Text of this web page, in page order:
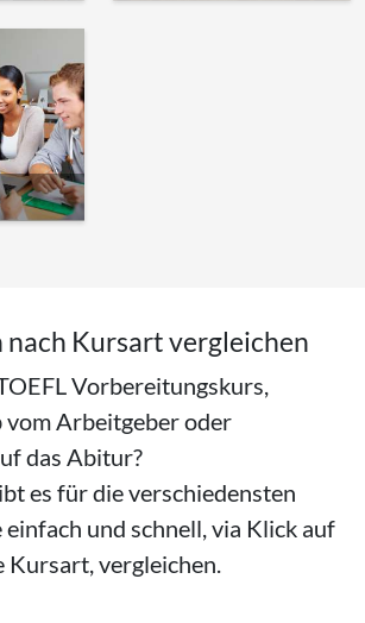
nach Kursart vergleichen
Vorbereitungskurs,
Arbeitgeber oder
das Abitur?
es für die verschiedensten
und schnell, via Klick auf
Kursart, vergleichen.